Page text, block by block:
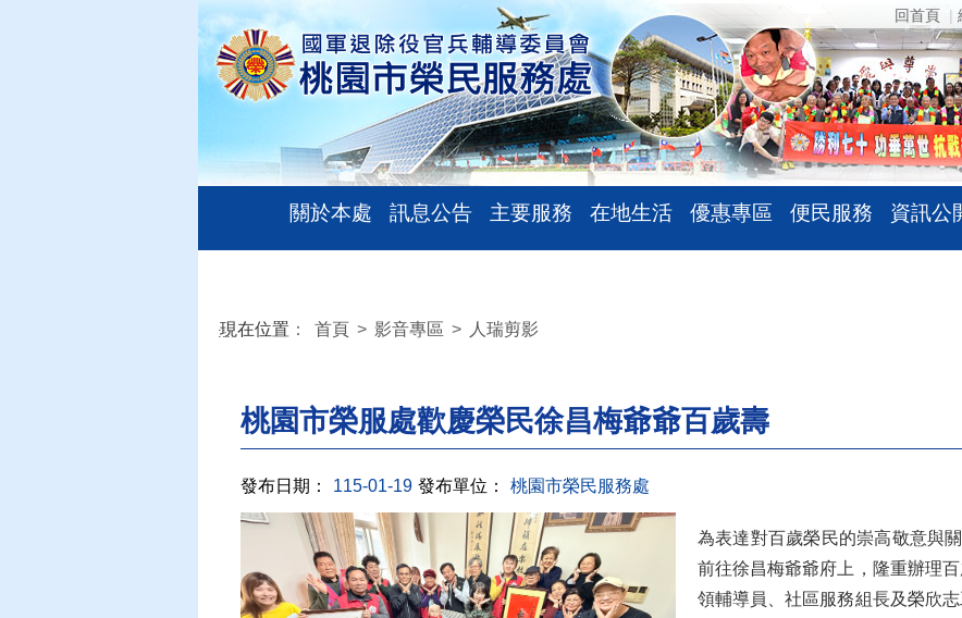
回首頁
關於本處 訊息公告 主要服務 在地生活 優惠專區 便民服務 資訊公
:::
現在位置 ： 首頁 > 影音專區 > 人瑞剪影
桃園市榮服處歡慶榮民徐昌梅爺爺百歲壽
發布日期： 115-01-19 發布單位： 桃園市榮民服務處
為表達對百歲榮民的崇高敬意與
前往徐昌梅爺爺府上，隆重辦理
領輔導員、社區服務組長及榮欣